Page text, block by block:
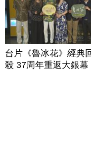
台片《魯冰花》經典
殺 37周年重返大銀幕